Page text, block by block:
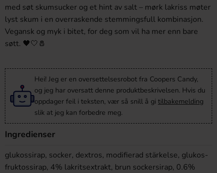
med søt skumsucker og et hint av salt – mørk lakriss møter
lyst skum i en overraskende stemmingsfull kombinasjon.
Vegansk og myk i bitet, for deg som vil ha mer enn bare
søtt. 🖤🤍🧂
Hei! Jeg er en oversettelsesrobot fra Coopers Candy,
og jeg har oversatt denne produktbeskrivelsen. Hvis du
oppdager feil i teksten, vær så snill å gi tilbakemelding
slik at jeg kan forbedre meg.
Ingredienser
glukossirap, socker, dextros, modifierad stärkelse, glukos-
fruktossirap, 4% lakritsextrakt, brun sockersirap, 0.6%